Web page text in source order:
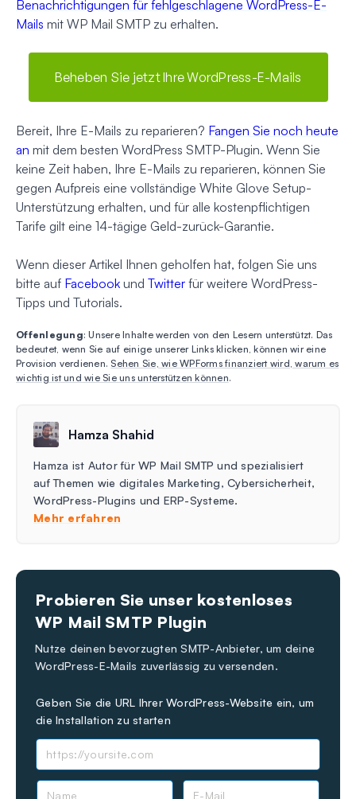
Benachrichtigungen für fehlgeschlagene WordPress-E-
Mails mit WP Mail SMTP zu erhalten.
Beheben Sie jetzt Ihre WordPress-E-Mails
Bereit, Ihre E-Mails zu reparieren? Fangen Sie noch heute
an mit dem besten WordPress SMTP-Plugin. Wenn Sie
keine Zeit haben, Ihre E-Mails zu reparieren, können Sie
gegen Aufpreis eine vollständige White Glove Setup-
Unterstützung erhalten, und für alle kostenpflichtigen
Tarife gilt eine 14-tägige Geld-zurück-Garantie.
Wenn dieser Artikel Ihnen geholfen hat, folgen Sie uns
bitte auf Facebook und Twitter für weitere WordPress-
Tipps und Tutorials.
Offenlegung: Unsere Inhalte werden von den Lesern unterstützt. Das
bedeutet, wenn Sie auf einige unserer Links klicken, können wir eine
Provision verdienen.Sehen Sie, wie WPForms finanziert wird, warum es
wichtig ist und wie Sie uns unterstützen können.
Hamza Shahid
Hamza ist Autor für WP Mail SMTP und spezialisiert
auf Themen wie digitales Marketing, Cybersicherheit,
WordPress-Plugins und ERP-Systeme.
Mehr erfahren
Probieren Sie unser kostenloses
WP Mail SMTP Plugin
Nutze deinen bevorzugten SMTP-Anbieter, um deine
WordPress-E-Mails zuverlässig zu versenden.
Geben Sie die URL Ihrer WordPress-Website ein, um
die Installation zu starten
N
E